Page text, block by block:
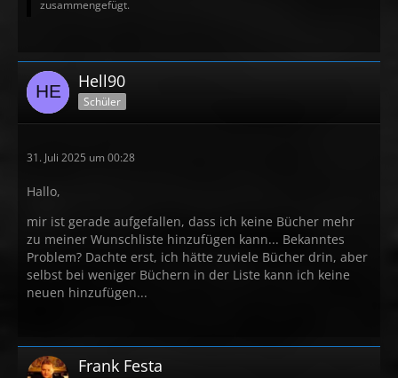
zusammengefügt.
Hell90
Schüler
31. Juli 2025 um 00:28
Hallo,
mir ist gerade aufgefallen, dass ich keine Bücher mehr
zu meiner Wunschliste hinzufügen kann... Bekanntes
Problem? Dachte erst, ich hätte zuviele Bücher drin, aber
selbst bei weniger Büchern in der Liste kann ich keine
neuen hinzufügen...
Frank Festa